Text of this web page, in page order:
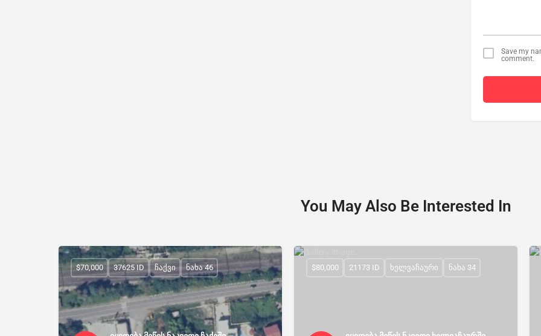
Save my
comment.
You May Also Be Interested In
$70,000 37625 ID ჩაქვი ნახა 46 $80,000 21173 ID ხელვაჩაური ნახა 34